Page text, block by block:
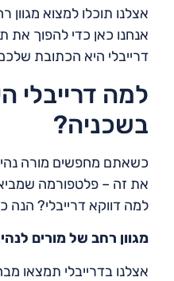
אצלנו תוכלו למצוא
אנחנו כאן כדי להפוך
דרייבלי היא הכתובת
למה דרייבלי
בשכניה?
כשאתם מחפשים מורה
את זה – פלטפורמה
למה דווקא דרייבלי? הנה
מגוון רחב של מורים
אצלנו בדרייבלי תמצאו